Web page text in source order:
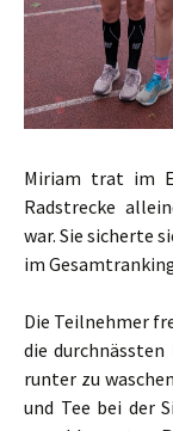
Miriam trat im
Radstrecke
war. Sie sicherte
im
Die Teilnehmer
die
runter zu
und Tee bei der